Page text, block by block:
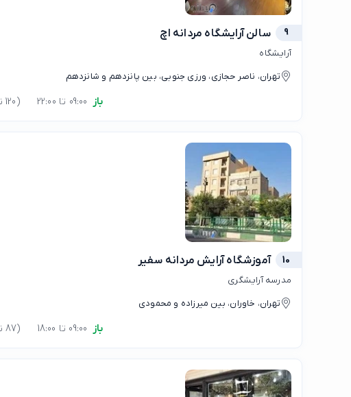
9 سالن آرایشگاه مردانه اچ
آرایشگاه
تهران، ناصر حجازی، ورزی جنوبی، بین پانزدهم و شانزدهم
باز (120 نظر)
10 آموزشگاه آرایش مردانه سفیر
مدرسه آرایشگری
تهران، خاوران، بین میرزاده و محمودی
باز (87 نظر)